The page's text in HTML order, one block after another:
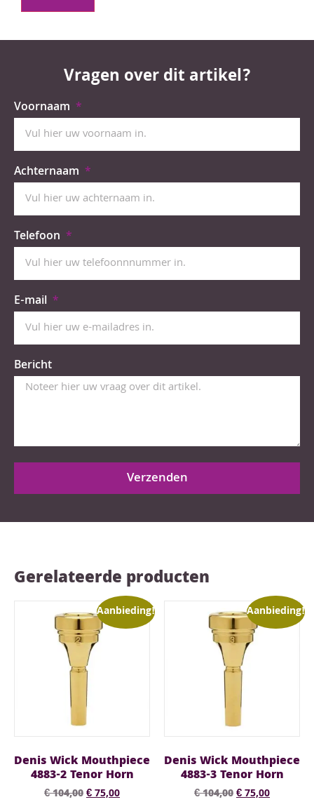
Vragen over dit artikel?
Voornaam
Achternaam
Telefoon
E-mail
Bericht
Verzenden
Gerelateerde producten
Aanbieding!
Denis Wick Mouthpiece
4883-2 Tenor Horn
€104,00€75,00
Aanbieding!
Denis Wick Mouthpiece
4883-3 Tenor Horn
€104,00€75,00